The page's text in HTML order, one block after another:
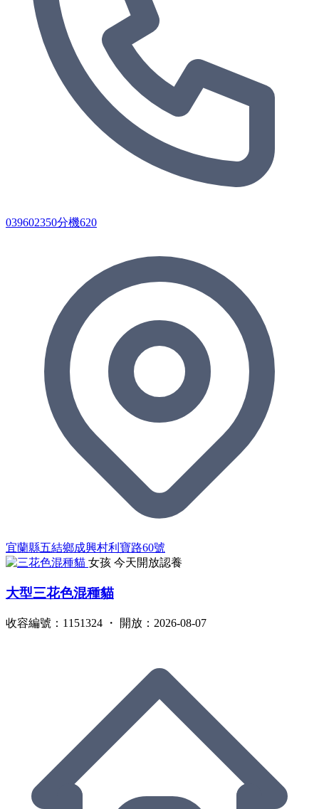
039602350分機620
宜蘭縣五結鄉成興村利寶路60號
女孩 今天開放認養
大型三花色混種貓
收容編號：1151324 ・ 開放：2026-08-07